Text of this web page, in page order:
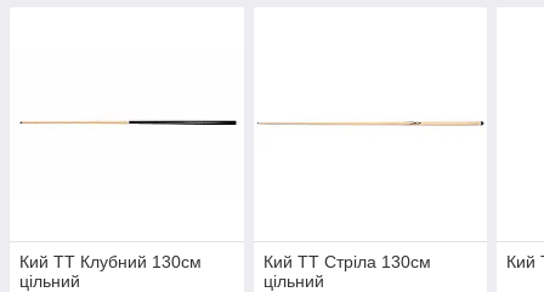
Кий ТТ Клубний 130см
цільний
Кий ТТ Стріла 130см
цільний
Кий